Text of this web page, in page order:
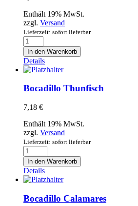
Enthält 19% MwSt.
zzgl. Versand
Lieferzeit: sofort lieferbar
Bocadillo
Tortilla
y
Rucola
Menge
In den Warenkorb
Details
Bocadillo Thunfisch
7,18 €
Enthält 19% MwSt.
zzgl. Versand
Lieferzeit: sofort lieferbar
Bocadillo
Thunfisch
Menge
In den Warenkorb
Details
Bocadillo Calamares